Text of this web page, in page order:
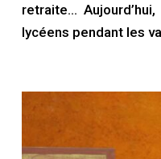
retraite…
lycéens pendant les